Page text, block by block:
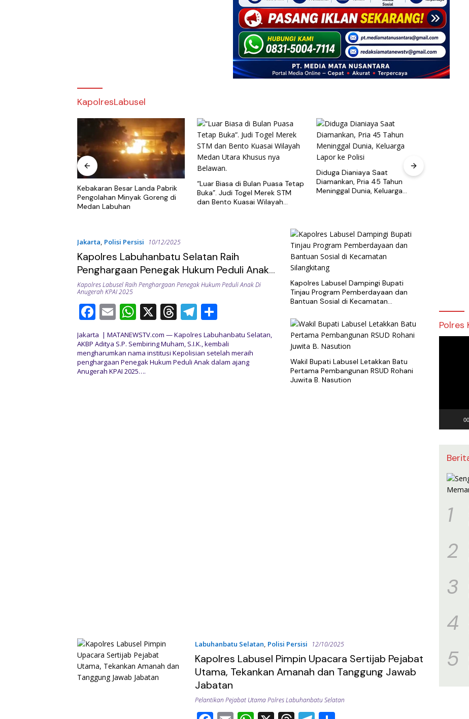
KapolresLabusel
Kebakaran Besar Landa Pabrik
Pengolahan Minyak Goreng di
Medan Labuhan
“Luar Biasa di Bulan Puasa Tetap
Buka”. Judi Togel Merek STM
dan Bento Kuasai Wilayah
Diduga Dianiaya Saat
Diamankan, Pria 45 Tahun
Meninggal Dunia, Keluarga
Jakarta, Polisi Persisi 10/12/2025
Kapolres Labuhanbatu Selatan Raih
Penghargaan Penegak Hukum Peduli Anak
pada Anugerah KPAI 2025
Kapolres Labusel Raih Penghargaan Penegak Hukum Peduli Anak Di
Anugerah KPAI 2025
F
ac
e
b
o
E
m
ai
l
W
h
at
s
A
X T
h
re
a
T
el
e
gr
h
ar
e
Jakarta | MATANEWSTV.com — Kapolres Labuhanbatu Selatan,
AKBP Aditya S.P. Sembiring Muham, S.I.K., kembali
mengharumkan nama institusi Kepolisian setelah meraih
penghargaan Penegak Hukum Peduli Anak dalam ajang
Anugerah KPAI 2025….
Kapolres Labusel Dampingi Bupati
Tinjau Program Pemberdayaan dan
Bantuan Sosial di Kecamatan
Wakil Bupati Labusel Letakkan Batu
Pertama Pembangunan RSUD Rohani
Juwita B. Nasution
Labuhanbatu Selatan, Polisi Persisi 12/10/2025
Kapolres Labusel Pimpin Upacara Sertijab Pejabat
Utama, Tekankan Amanah dan Tanggung Jawab
Jabatan
Pelantikan Pejabat Utama Polres Labuhanbatu Selatan
Polres
1
2
3
4
5